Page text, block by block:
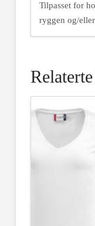
Tilpasset for
ryggen og/